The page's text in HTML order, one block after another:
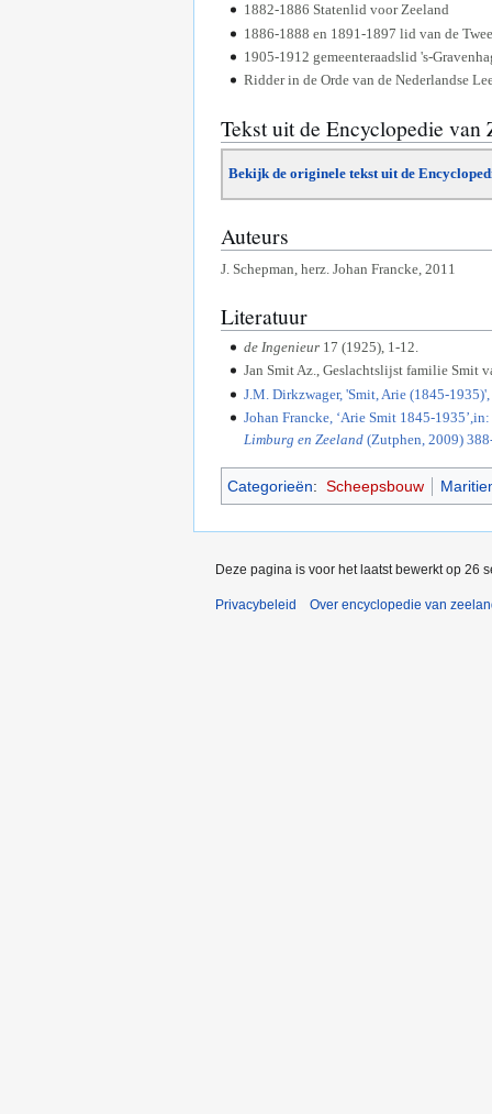
1882-1886 Statenlid voor Zeeland
1886-1888 en 1891-1897 lid van de
1905-1912 gemeenteraadslid 's-
Ridder in de Orde van de Nederlandse
Tekst uit de Encyclopedie van
Bekijk de originele tekst uit de
Auteurs
J. Schepman, herz. Johan Francke, 2011
Literatuur
de Ingenieur17 (1925), 1-12.
Jan Smit Az., Geslachtslijst familie Smit
J.M. Dirkzwager, 'Smit, Arie (1845-
Johan Francke, ‘Arie Smit 1845-
Limburg en Zeeland(Zutphen, 2009)
Categorieën: Scheepsbouw
Deze pagina is voor het laatst bewerkt op 26
Privacybeleid Over encyclopedie van